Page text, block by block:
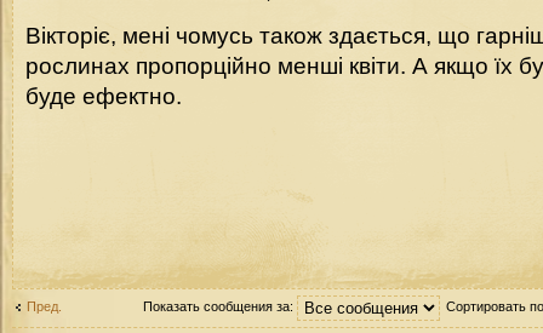
Вікторіє, мені чомусь також здається, що
рослинах пропорційно менші квіти. А якщо їх
буде ефектно.
Пред. Показать сообщения за: Сортировать